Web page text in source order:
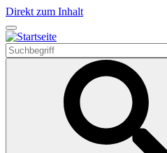
Direkt zum Inhalt